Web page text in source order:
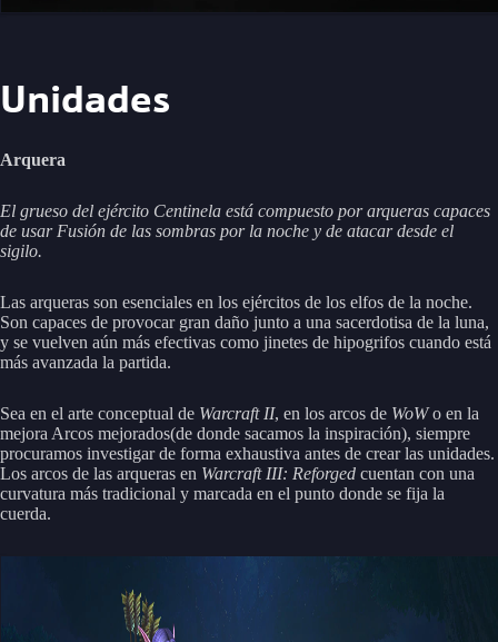
Unidades
Arquera
El grueso del ejército Centinela está compuesto por arqueras capaces
de usar Fusión de las sombras por la noche y de atacar desde el
sigilo.
Las arqueras son esenciales en los ejércitos de los elfos de la noche.
Son capaces de provocar gran daño junto a una sacerdotisa de la luna,
y se vuelven aún más efectivas como jinetes de hipogrifos cuando está
más avanzada la partida.
Sea en el arte conceptual de Warcraft II, en los arcos de WoWo en la
mejora Arcos mejorados(de donde sacamos la inspiración), siempre
procuramos investigar de forma exhaustiva antes de crear las unidades.
Los arcos de las arqueras en Warcraft III: Reforged cuentan con una
curvatura más tradicional y marcada en el punto donde se fija la
cuerda.